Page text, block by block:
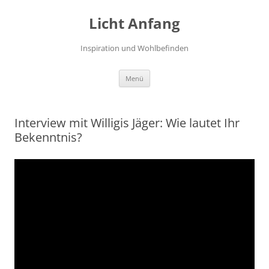
Licht Anfang
Inspiration und Wohlbefinden
Menü
Interview mit Willigis Jäger: Wie lautet Ihr
Bekenntnis?